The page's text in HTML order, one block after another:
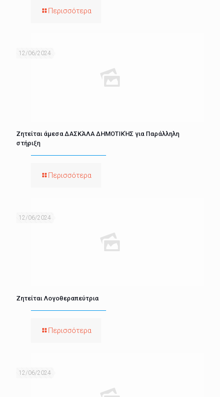
Περισσότερα
12/06/2024
Ζητείται άμεσα ΔΑΣΚΆΛΑ ΔΗΜΟΤΙΚΉΣ για Παράλληλη
στήριξη
Περισσότερα
12/06/2024
Ζητείται Λογοθεραπεύτρια
Περισσότερα
12/06/2024